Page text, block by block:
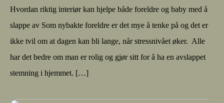
Hvordan riktig interiør kan hjelpe både foreldre og baby med å
slappe av Som nybakte foreldre er det mye å tenke på og det er
ikke tvil om at dagen kan bli lange, når stressnivået øker. Alle
har det bedre om man er rolig og gjør sitt for å ha en avslappet
stemning i hjemmet. […]